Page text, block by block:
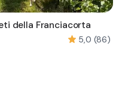
della Franciacorta
5,0 (86)